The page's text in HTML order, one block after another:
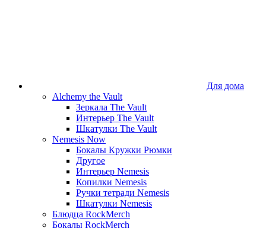
Для дома
Alchemy the Vault
Зеркала The Vault
Интерьер The Vault
Шкатулки The Vault
Nemesis Now
Бокалы Кружки Рюмки
Другое
Интерьер Nemesis
Копилки Nemesis
Ручки тетради Nemesis
Шкатулки Nemesis
Блюдца RockMerch
Бокалы RockMerch